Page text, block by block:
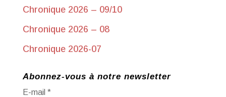
Chronique 2026 – 09/10
Chronique 2026 – 08
Chronique 2026-07
Abonnez-vous à notre newsletter
E-mail *